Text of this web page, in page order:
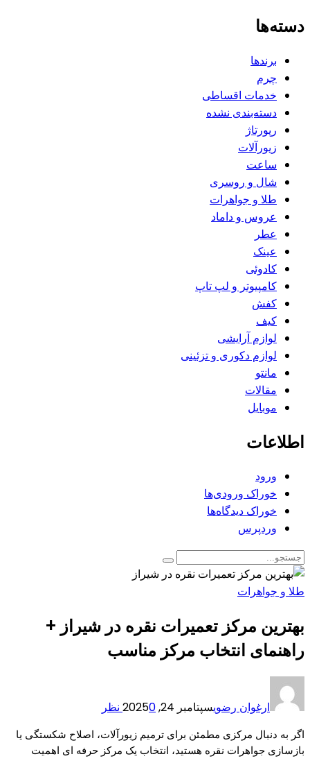
دسته‌ها
برندها
چرم
خدمات اقساطی
دسته‌بندی نشده
رپورتاژ
زیورآلات
ساعت
شال و روسری
طلا و جواهرات
عروس و داماد
عطر
عینک
کادوئی
کامپیوتر و لپ تاپ
کفش
کیف
لوازم آرایشی
لوازم دکوری و تزئینی
مانتو
مقالات
موبایل
اطلاعات
ورود
خوراک ورودی‌ها
خوراک دیدگاه‌ها
وردپرس
طلا و جواهرات
بهترین مرکز تعمیرات نقره در شیراز +
راهنمای انتخاب مرکز مناسب
ارغوان رضویسپتامبر 24, 2025 0 نظر
اگر به دنبال مرکزی مطمئن برای ترمیم زیورآلات، اصلاح شکستگی یا
بازسازی جواهرات نقره هستید، انتخاب یک مرکز حرفه‌ ای اهمیت